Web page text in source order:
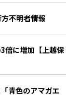
不明者情報
青色のアマガエ